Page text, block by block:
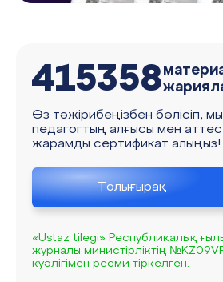
415358
Өз тәжірибеңізбен бөлісіп,
педагогтың алғысы мен
жарамды сертификат алыңыз!
Толығырақ
«Ustaz tilegi» Республикалық
журналы министірліктің
куәлігімен ресми тіркелген.